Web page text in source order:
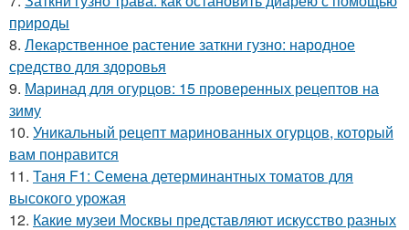
природы
8. Лекарственное растение заткни гузно: народное
средство для здоровья
9. Маринад для огурцов: 15 проверенных рецептов на
зиму
10. Уникальный рецепт маринованных огурцов, который
вам понравится
11. Таня F1: Семена детерминантных томатов для
высокого урожая
12. Какие музеи Москвы представляют искусство разных